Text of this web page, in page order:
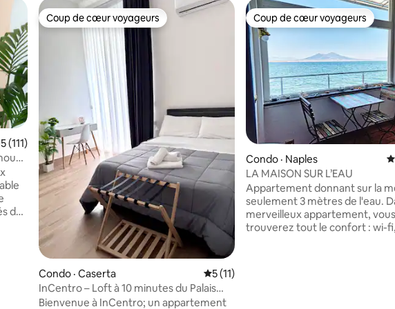
de 4,95 sur 5, 111 commentaires
(111)
de
Coup de cœur voyageurs
Coup de cœur voyageurs
Condo · Caserta Note moyenne de 5 sur 5, 11
5 (11)
InCentro – Loft à 10 minutes du Palais
royal
Bienvenue à InCentro; un appartement
Coup de cœur voyageurs
Coup de cœur voyageurs
Condo · Naples
LA MAISON SUR L’EAU
Appartement donnant sur la
seulement 3 mètres de l'eau.
merveilleux appartement, vous
trouverez tout le confort : wi-